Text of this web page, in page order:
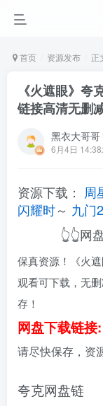
首页 资源发布 正
《火遮眼》
链接高清无删
黑衣大哥哥
6月4日
资源下载： 周
闪耀时～ 九门
👆👆网
保真资源！《火
观看可下载，无
存！
网盘下载链接:
请尽快保存，资
夸克网盘链